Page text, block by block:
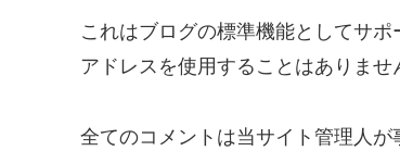
これはブログの標準機能としてサ
アドレスを使用することはありませ
全てのコメントは当サイト管理人